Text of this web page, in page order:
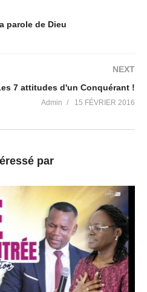
parole de Dieu
NEXT
7 attitudes d'un Conquérant !
Admin 15 FÉVRIER 2016
par